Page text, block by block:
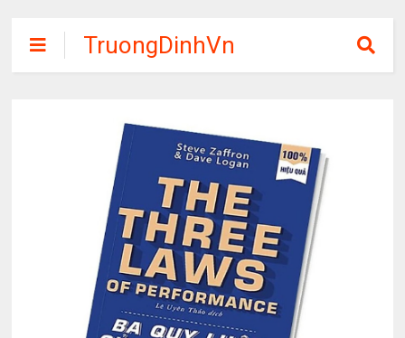
TruongDinhVn
Chia sẽ ebook,
phần mềm học
tập miễn phí